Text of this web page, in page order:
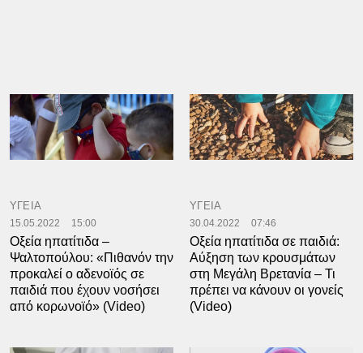
ΥΓΕΙΑ
15.05.2022 15:00
Οξεία ηπατίτιδα –
Ψαλτοπούλου: «Πιθανόν την
προκαλεί ο αδενοϊός σε
παιδιά που έχουν νοσήσει
από κορωνοϊό» (Video)
ΥΓΕΙΑ
30.04.2022 07:46
Οξεία ηπατίτιδα σε παιδιά:
Αύξηση των κρουσμάτων
στη Μεγάλη Βρετανία – Τι
πρέπει να κάνουν οι γονείς
(Video)